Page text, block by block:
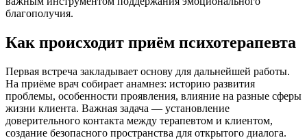
благополучия.
Как происходит приём психотерапевта
Первая встреча закладывает основу для дальнейшей работы.
На приёме врач собирает анамнез: историю развития
проблемы, особенности проявления, влияние на разные сферы
жизни клиента. Важная задача — установление
доверительного контакта между терапевтом и клиентом,
создание безопасного пространства для открытого диалога.